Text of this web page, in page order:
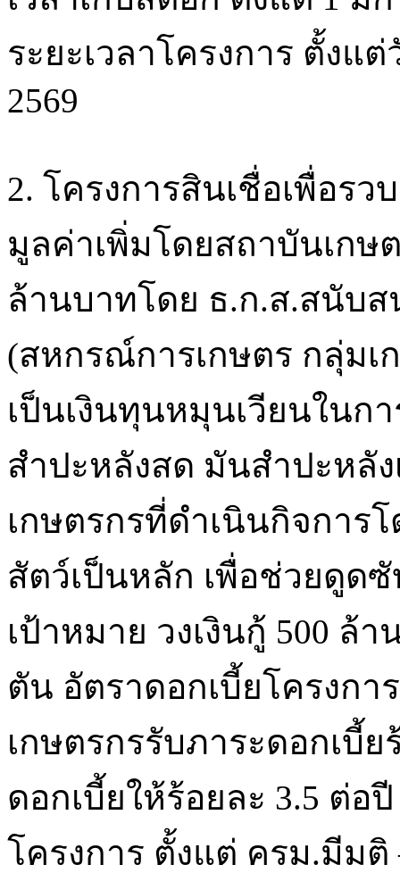
ระยะเวลาโครงการ ตั้งแ
2569
2. โครงการสินเชื่อเพื่อร
มูลค่าเพิ่มโดยสถาบันเกษต
ล้านบาทโดย ธ.ก.ส.สนับ
(สหกรณ์การเกษตร กลุ่ม
เป็นเงินทุนหมุนเวียนในก
สำปะหลังสด มันสำปะหลั
เกษตรกรที่ดำเนินกิจการ
สัตว์เป็นหลัก เพื่อช่วยดูด
เป้าหมาย วงเงินกู้ 500 ล้
ตัน อัตราดอกเบี้ยโครงกา
เกษตรกรรับภาระดอกเบี้
ดอกเบี้ยให้ร้อยละ 3.5 ต่อปี
โครงการ ตั้งแต่ ครม.มีมติ